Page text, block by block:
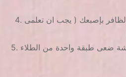
4. افردى الصورة برفق على الظافر بإصبعك ( يجب ان تعلمى
5. بلطف وبدون الضغط بالفرشة ضعى طبقة واحدة من الطلاء